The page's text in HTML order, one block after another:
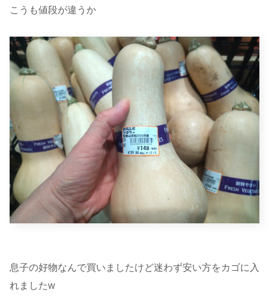
こうも値段が違うか
息子の好物なんで買いましたけど迷わず安い方をカゴに入
れましたw